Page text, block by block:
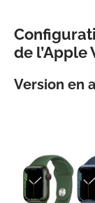
de l’Apple
Version en